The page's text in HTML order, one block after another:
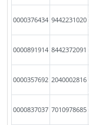
0000376434 9442231020
0000891914 8442372091
0000357692 2040002816
0000837037 7010978685